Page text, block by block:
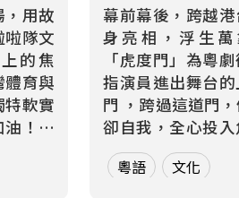
，用故
的焦
育與
軟實
！熱
藝人
業專
幕前幕後，跨越
身亮相，浮生
「虎度門」為粵
指演員進出舞台
門 ，跨過這道門
卻自我，全心投
而在現實生活中
也都在跨越那道
粵語 文化